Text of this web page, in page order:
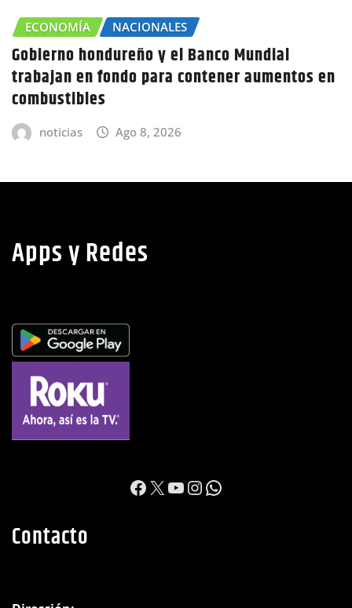
CHOLUTECA ZONA SUR
Canícula agravaría la sequía en Honduras
advierte Copeco
noticias Ago 8, 2026
Apps y Redes
https://
X YouTube
Instagram
WhatsApp
Contacto